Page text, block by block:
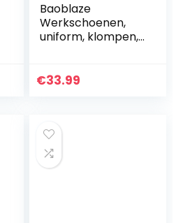
Baoblaze
Werkschoenen,
uniform, klompen,
uniseks pantoffels,
€33.99